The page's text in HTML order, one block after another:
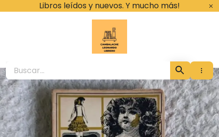
Libros leídos y nuevos. Y mucho más!
Cambalache